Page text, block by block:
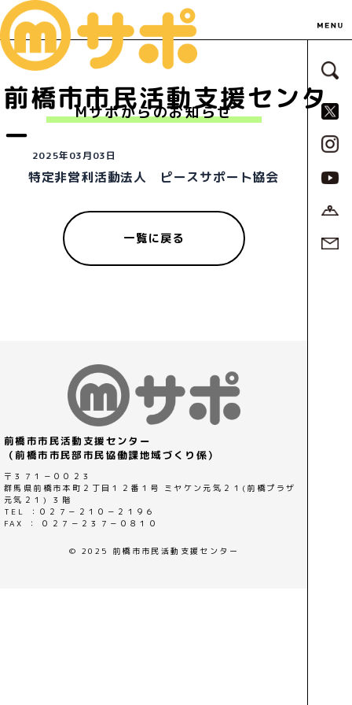
前橋市市民活動支援センタ
ー
サ
Mサポからのお知らせ
2025年03月03日
特定非営利活動法人 ピースサポート協会
一覧に戻る
前橋市市民活動支援センター
（前橋市市民部市民協働課地域づくり係）
〒３７１－００２３
群馬県前橋市本町２丁目１２番１号 ミヤケン元気２１(前橋プラザ
元気２１) ３階
TEL ：０２７－２１０－２１９６
FAX ： ０２７－２３７－０８１０
© 2025 前橋市市民活動支援センター